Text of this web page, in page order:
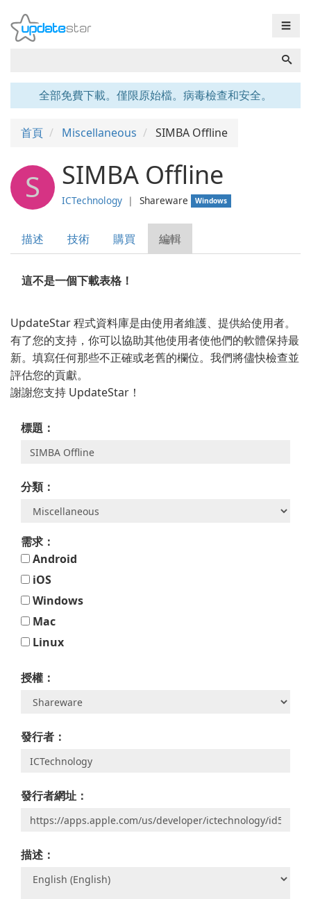
☰
全部免費下載。僅限原始檔。病毒檢查和安全。
首頁 Miscellaneous SIMBA Offline
S SIMBA Offline
ICTechnology ❘ Shareware Windows
描述 技術 購買 編輯
這不是一個下載表格！
UpdateStar 程式資料庫是由使用者維護、提供給使用者。
有了您的支持，你可以協助其他使用者使他們的軟體保持最
新。填寫任何那些不正確或老舊的欄位。我們將儘快檢查並
評估您的貢獻。
謝謝您支持 UpdateStar！
標題：
分類：
需求：
Android
iOS
Windows
Mac
Linux
授權：
發行者：
發行者網址：
描述：